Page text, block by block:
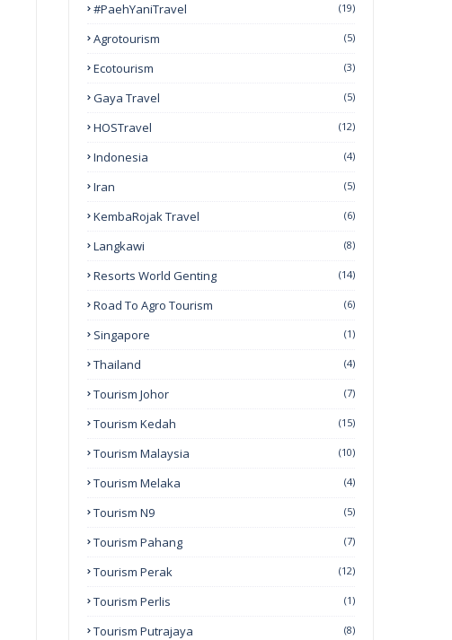
#PaehYaniTravel (19)
Agrotourism (5)
Ecotourism (3)
Gaya Travel (5)
HOSTravel (12)
Indonesia (4)
Iran (5)
KembaRojak Travel (6)
Langkawi (8)
Resorts World Genting (14)
Road To Agro Tourism (6)
Singapore (1)
Thailand (4)
Tourism Johor (7)
Tourism Kedah (15)
Tourism Malaysia (10)
Tourism Melaka (4)
Tourism N9 (5)
Tourism Pahang (7)
Tourism Perak (12)
Tourism Perlis (1)
Tourism Putrajaya (8)